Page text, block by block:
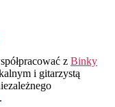
z Binky
i gitarzystą